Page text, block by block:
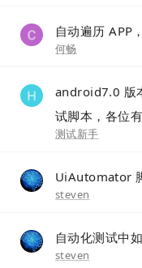
自动遍历 APP
何畅
android7.0 版
试脚本，各位
测试新手
UiAutomator
steven
自动化测试中
steven